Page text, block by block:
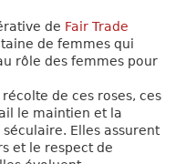
de Fair Trade
de femmes qui
rôle des femmes pour
de ces roses, ces
le maintien et la
séculaire. Elles assurent
et le respect de